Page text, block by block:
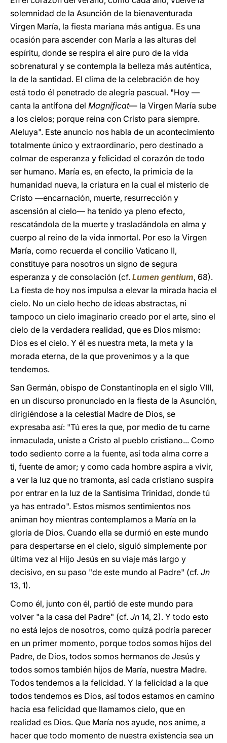
solemnidad de la Asunción de la bienaventurada
Virgen María, la fiesta mariana más antigua. Es una
ocasión para ascender con María a las alturas del
espíritu, donde se respira el aire puro de la vida
sobrenatural y se contempla la belleza más auténtica,
la de la santidad. El clima de la celebración de hoy
está todo él penetrado de alegría pascual. "Hoy —
canta la antífona del Magníficat— la Virgen María sube
a los cielos; porque reina con Cristo para siempre.
Aleluya". Este anuncio nos habla de un acontecimiento
totalmente único y extraordinario, pero destinado a
colmar de esperanza y felicidad el corazón de todo
ser humano. María es, en efecto, la primicia de la
humanidad nueva, la criatura en la cual el misterio de
Cristo —encarnación, muerte, resurrección y
ascensión al cielo— ha tenido ya pleno efecto,
rescatándola de la muerte y trasladándola en alma y
cuerpo al reino de la vida inmortal. Por eso la Virgen
María, como recuerda el concilio Vaticano II,
constituye para nosotros un signo de segura
esperanza y de consolación (cf. Lumen gentium, 68).
La fiesta de hoy nos impulsa a elevar la mirada hacia el
cielo. No un cielo hecho de ideas abstractas, ni
tampoco un cielo imaginario creado por el arte, sino el
cielo de la verdadera realidad, que es Dios mismo:
Dios es el cielo. Y él es nuestra meta, la meta y la
morada eterna, de la que provenimos y a la que
tendemos.
San Germán, obispo de Constantinopla en el siglo VIII,
en un discurso pronunciado en la fiesta de la Asunción,
dirigiéndose a la celestial Madre de Dios, se
expresaba así: "Tú eres la que, por medio de tu carne
inmaculada, uniste a Cristo al pueblo cristiano... Como
todo sediento corre a la fuente, así toda alma corre a
ti, fuente de amor; y como cada hombre aspira a vivir,
a ver la luz que no tramonta, así cada cristiano suspira
por entrar en la luz de la Santísima Trinidad, donde tú
ya has entrado". Estos mismos sentimientos nos
animan hoy mientras contemplamos a María en la
gloria de Dios. Cuando ella se durmió en este mundo
para despertarse en el cielo, siguió simplemente por
última vez al Hijo Jesús en su viaje más largo y
decisivo, en su paso "de este mundo al Padre" (cf. Jn
13, 1).
Como él, junto con él, partió de este mundo para
volver "a la casa del Padre" (cf. Jn 14, 2). Y todo esto
no está lejos de nosotros, como quizá podría parecer
en un primer momento, porque todos somos hijos del
Padre, de Dios, todos somos hermanos de Jesús y
todos somos también hijos de María, nuestra Madre.
Todos tendemos a la felicidad. Y la felicidad a la que
todos tendemos es Dios, así todos estamos en camino
hacia esa felicidad que llamamos cielo, que en
realidad es Dios. Que María nos ayude, nos anime, a
hacer que todo momento de nuestra existencia sea un